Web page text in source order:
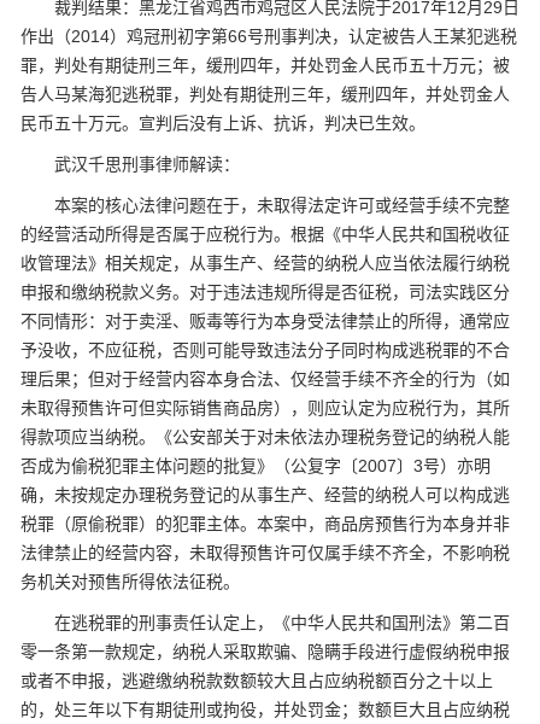
裁判结果：黑龙江省鸡西市鸡冠区人民法院于2017年12月29日
作出（2014）鸡冠刑初字第66号刑事判决，认定被告人王某犯逃税
罪，判处有期徒刑三年，缓刑四年，并处罚金人民币五十万元；被
告人马某海犯逃税罪，判处有期徒刑三年，缓刑四年，并处罚金人
民币五十万元。宣判后没有上诉、抗诉，判决已生效。
武汉千思刑事律师解读：
本案的核心法律问题在于，未取得法定许可或经营手续不完整
的经营活动所得是否属于应税行为。根据《中华人民共和国税收征
收管理法》相关规定，从事生产、经营的纳税人应当依法履行纳税
申报和缴纳税款义务。对于违法违规所得是否征税，司法实践区分
不同情形：对于卖淫、贩毒等行为本身受法律禁止的所得，通常应
予没收，不应征税，否则可能导致违法分子同时构成逃税罪的不合
理后果；但对于经营内容本身合法、仅经营手续不齐全的行为（如
未取得预售许可但实际销售商品房），则应认定为应税行为，其所
得款项应当纳税。《公安部关于对未依法办理税务登记的纳税人能
否成为偷税犯罪主体问题的批复》（公复字〔2007〕3号）亦明
确，未按规定办理税务登记的从事生产、经营的纳税人可以构成逃
税罪（原偷税罪）的犯罪主体。本案中，商品房预售行为本身并非
法律禁止的经营内容，未取得预售许可仅属手续不齐全，不影响税
务机关对预售所得依法征税。
在逃税罪的刑事责任认定上，《中华人民共和国刑法》第二百
零一条第一款规定，纳税人采取欺骗、隐瞒手段进行虚假纳税申报
或者不申报，逃避缴纳税款数额较大且占应纳税额百分之十以上
的，处三年以下有期徒刑或拘役，并处罚金；数额巨大且占应纳税